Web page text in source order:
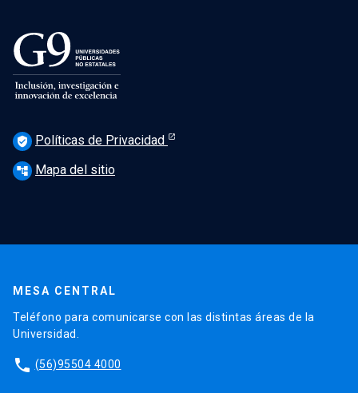
verified_user Políticas de Privacidad
account_tree Mapa del sitio
MESA CENTRAL
Teléfono para comunicarse con las distintas áreas de la
Universidad.
phone (56)95504 4000